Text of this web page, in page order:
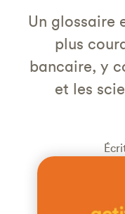
Un glossaire
plus
bancaire, y
et les